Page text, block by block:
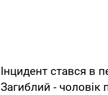
Інцидент стався в
Загиблий - чоловік